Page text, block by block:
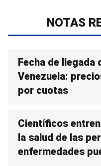
NOTAS
Fecha de llegada
Venezuela:
por cuotas
Científicos
la salud de las
enfermedades